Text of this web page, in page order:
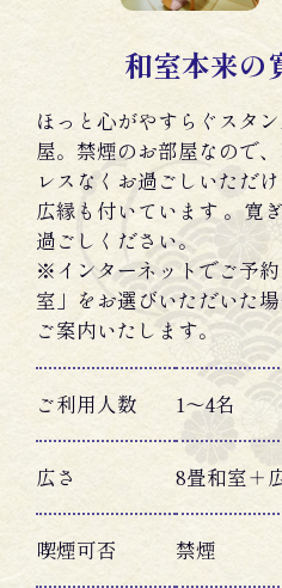
和室本来の
ほっと心がやすらぐスタ
屋。禁煙のお部屋なので
レスなくお過ごしいただ
広縁も付いています 。寛
過ごしください。
※インターネットでご予
室」をお選びいただいた
ご案内いたします。
ご利用人数 1〜4名
広さ 8畳和室＋
喫煙可否 禁煙